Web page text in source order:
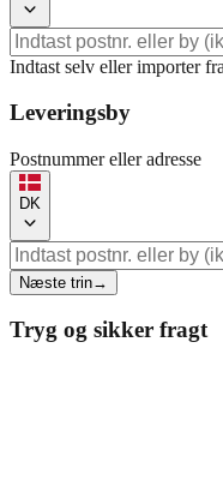
Indtast selv eller importer
Leveringsby
Postnummer eller adresse
DK
Næste trin→
Tryg og sikker fragt